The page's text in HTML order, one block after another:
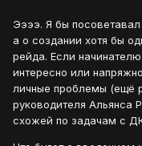
Ээээ. Я бы
а о создании хотя бы
рейда. Если
интересно или
личные проблемы (ещё
руководителя Альянса
схожей по задачам с